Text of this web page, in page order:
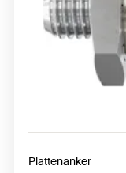
Plattenanker